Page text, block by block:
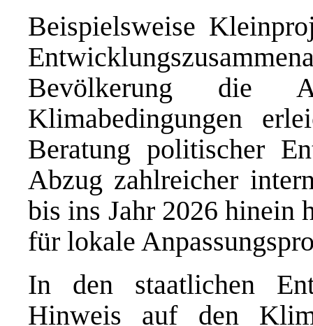
Beispielsweise
Bevölkerung die
Klimabedingungen
Beratung politischer
Abzug zahlreicher
bis ins Jahr 2026 hinein
für lokale
In den staatlichen
Hinweis auf den